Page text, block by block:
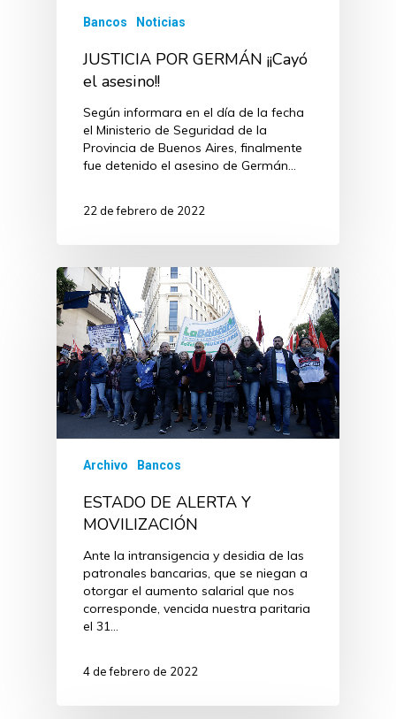
Bancos Noticias
JUSTICIA POR GERMÁN ¡¡Cayó
el asesino!!
Según informara en el día de la fecha
el Ministerio de Seguridad de la
Provincia de Buenos Aires, finalmente
fue detenido el asesino de Germán…
22 de febrero de 2022
Archivo Bancos
ESTADO DE ALERTA Y
MOVILIZACIÓN
Ante la intransigencia y desidia de las
patronales bancarias, que se niegan a
otorgar el aumento salarial que nos
corresponde, vencida nuestra paritaria
el 31…
4 de febrero de 2022